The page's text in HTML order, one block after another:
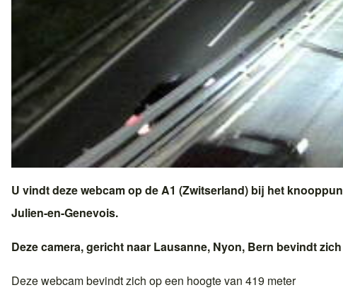
U vindt deze webcam op deA1 (Zwitserland) bij het
Julien-en-Genevois.
Deze camera, gericht naar Lausanne, Nyon, Bern bevindt
Deze webcam bevindt zich op een hoogte van 419 meter